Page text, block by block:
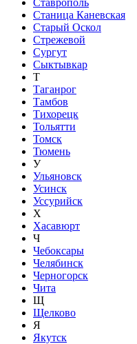
Станица Каневская
Старый Оскол
Стрежевой
Сургут
Сыктывкар
Т
Таганрог
Тамбов
Тихорецк
Тольятти
Томск
Тюмень
У
Ульяновск
Усинск
Уссурийск
Х
Хасавюрт
Ч
Чебоксары
Челябинск
Черногорск
Чита
Щ
Щелково
Я
Якутск